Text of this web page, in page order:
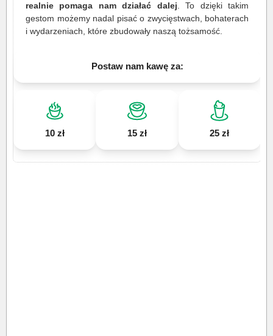
realnie pomaga nam działać dalej . To dzięki takim
gestom możemy nadal pisać o zwycięstwach, bohaterach
i wydarzeniach, które zbudowały naszą tożsamość.
Postaw nam kawę za:
10 zł 15 zł 25 zł